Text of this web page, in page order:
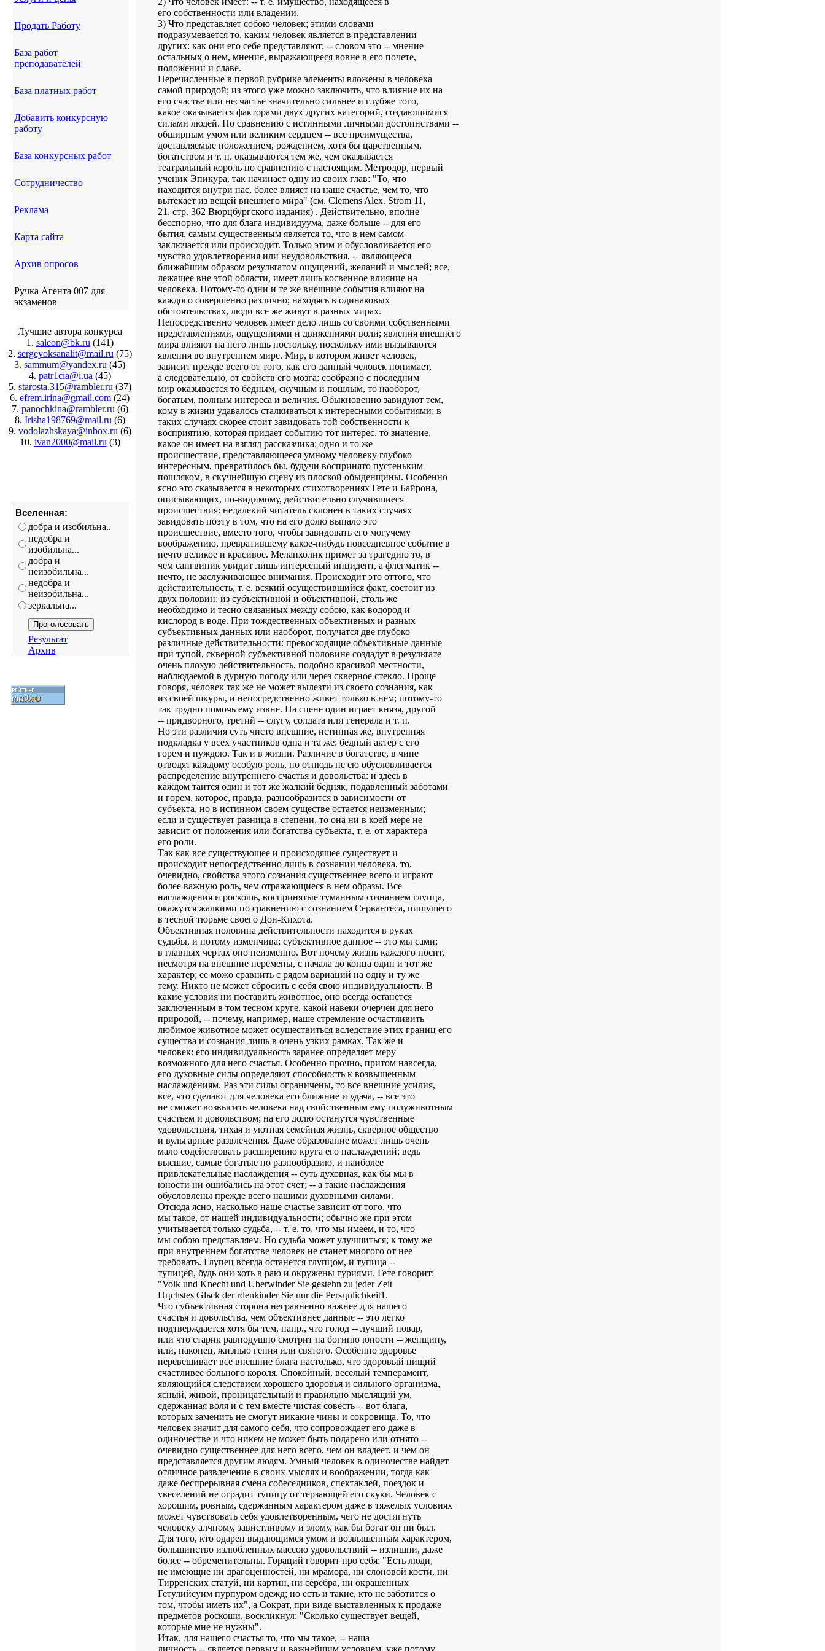
Продать Работу
База работ
преподавателей
База платных работ
Добавить конкурсную
работу
База конкурсных работ
Сотрудничество
Реклама
Карта сайта
Архив опросов
Ручка Агента 007 для
экзаменов
Лучшие автора конкурса
1. saleon@bk.ru (141)
2. sergeyoksanalit@mail.ru (75)
3. sammum@yandex.ru (45)
4. patr1cia@i.ua (45)
5. starosta.315@rambler.ru (37)
6. efrem.irina@gmail.com (24)
7. panochkina@rambler.ru (6)
8. Irisha198769@mail.ru (6)
9. vodolazhskaya@inbox.ru (6)
10. ivan2000@mail.ru (3)
Вселенная:
добра и изобильна..
недобра и
изобильна...
добра и
неизобильна...
недобра и
неизобильна...
зеркальна...
Результат
Архив
его собственности или владении.
3) Что представляет собою человек; этими словами
подразумевается то, каким человек является в представлении
других: как они его себе представляют; -- словом это -- мнение
остальных о нем, мнение, выражающееся вовне в его почете,
положении и славе.
Перечисленные в первой рубрике элементы вложены в человека
самой природой; из этого уже можно заключить, что влияние их на
его счастье или несчастье значительно сильнее и глубже того,
какое оказывается факторами двух других категорий, создающимися
силами людей. По сравнению с истинными личными достоинствами --
обширным умом или великим сердцем -- все преимущества,
доставляемые положением, рождением, хотя бы царственным,
богатством и т. п. оказываются тем же, чем оказывается
театральный король по сравнению с настоящим. Метродор, первый
ученик Эпикура, так начинает одну из своих глав: "То, что
находится внутри нас, более влияет на наше счастье, чем то, что
вытекает из вещей внешнего мира" (см. Clemens Alex. Strom 11,
21, стр. 362 Вюрцбургского издания) . Действительно, вполне
бесспорно, что для блага индивидуума, даже больше -- для его
бытия, самым существенным является то, что в нем самом
заключается или происходит. Только этим и обусловливается его
чувство удовлетворения или неудовольствия, -- являющееся
ближайшим образом результатом ощущений, желаний и мыслей; все,
лежащее вне этой области, имеет лишь косвенное влияние на
человека. Потому-то одни и те же внешние события влияют на
каждого совершенно различно; находясь в одинаковых
обстоятельствах, люди все же живут в разных мирах.
Непосредственно человек имеет дело лишь со своими собственными
представлениями, ощущениями и движениями воли; явления внешнего
мира влияют на него лишь постольку, поскольку ими вызываются
явления во внутреннем мире. Мир, в котором живет человек,
зависит прежде всего от того, как его данный человек понимает,
а следовательно, от свойств его мозга: сообразно с последним
мир оказывается то бедным, скучным и пошлым, то наоборот,
богатым, полным интереса и величия. Обыкновенно завидуют тем,
кому в жизни удавалось сталкиваться к интересными событиями; в
таких случаях скорее стоит завидовать той собственности к
восприятию, которая придает событию тот интерес, то значение,
какое он имеет на взгляд рассказчика; одно и то же
происшествие, представляющееся умному человеку глубоко
интересным, превратилось бы, будучи воспринято пустеньким
пошляком, в скучнейшую сцену из плоской обыденщины. Особенно
ясно это сказывается в некоторых стихотворениях Гете и Байрона,
описывающих, по-видимому, действительно случившиеся
происшествия: недалекий читатель склонен в таких случаях
завидовать поэту в том, что на его долю выпало это
происшествие, вместо того, чтобы завидовать его могучему
воображению, превратившему какое-нибудь повседневное событие в
нечто великое и красивое. Меланхолик примет за трагедию то, в
чем сангвиник увидит лишь интересный инцидент, а флегматик --
нечто, не заслуживающее внимания. Происходит это оттого, что
действительность, т. е. всякий осуществившийся факт, состоит из
двух половин: из субъективной и объективной, столь же
необходимо и тесно связанных между собою, как водород и
кислород в воде. При тождественных объективных и разных
субъективных данных или наоборот, получатся две глубоко
различные действительности: превосходящие объективные данные
при тупой, скверной субъективной половине создадут в результате
очень плохую действительность, подобно красивой местности,
наблюдаемой в дурную погоду или через скверное стекло. Проще
говоря, человек так же не может вылезти из своего сознания, как
из своей шкуры, и непосредственно живет только в нем; потому-то
так трудно помочь ему извне. На сцене один играет князя, другой
-- придворного, третий -- слугу, солдата или генерала и т. п.
Но эти различия суть чисто внешние, истинная же, внутренняя
подкладка у всех участников одна и та же: бедный актер с его
горем и нуждою. Так и в жизни. Различие в богатстве, в чине
отводят каждому особую роль, но отнюдь не ею обусловливается
распределение внутреннего счастья и довольства: и здесь в
каждом таится один и тот же жалкий бедняк, подавленный заботами
и горем, которое, правда, разнообразится в зависимости от
субъекта, но в истинном своем существе остается неизменным;
если и существует разница в степени, то она ни в коей мере не
зависит от положения или богатства субъекта, т. е. от характера
его роли.
Так как все существующее и происходящее существует и
происходит непосредственно лишь в сознании человека, то,
очевидно, свойства этого сознания существеннее всего и играют
более важную роль, чем отражающиеся в нем образы. Все
наслаждения и роскошь, воспринятые туманным сознанием глупца,
окажутся жалкими по сравнению с сознанием Сервантеса, пишущего
в тесной тюрьме своего Дон-Кихота.
Объективная половина действительности находится в руках
судьбы, и потому изменчива; субъективное данное -- это мы сами;
в главных чертах оно неизменно. Вот почему жизнь каждого носит,
несмотря на внешние перемены, с начала до конца один и тот же
характер; ее можо сравнить с рядом вариаций на одну и ту же
тему. Никто не может сбросить с себя свою индивидуальность. В
какие условия ни поставить животное, оно всегда останется
заключенным в том тесном круге, какой навеки очерчен для него
природой, -- почему, например, наше стремление осчастливить
любимое животное может осуществиться вследствие этих границ его
существа и сознания лишь в очень узких рамках. Так же и
человек: его индивидуальность заранее определяет меру
возможного для него счастья. Особенно прочно, притом навсегда,
его духовные силы определяют способность к возвышенным
наслаждениям. Раз эти силы ограничены, то все внешние усилия,
все, что сделают для человека его ближние и удача, -- все это
не сможет возвысить человека над свойственным ему полуживотным
счастьем и довольством; на его долю останутся чувственные
удовольствия, тихая и уютная семейная жизнь, скверное общество
и вульгарные развлечения. Даже образование может лишь очень
мало содействовать расширению круга его наслаждений; ведь
высшие, самые богатые по разнообразию, и наиболее
привлекательные наслаждения -- суть духовная, как бы мы в
юности ни ошибались на этот счет; -- а такие наслаждения
обусловлены прежде всего нашими духовными силами.
Отсюда ясно, насколько наше счастье зависит от того, что
мы такое, от нашей индивидуальности; обычно же при этом
учитывается только судьба, -- т. е. то, что мы имеем, и то, что
мы собою представляем. Но судьба может улучшиться; к тому же
при внутреннем богатстве человек не станет многого от нее
требовать. Глупец всегда останется глупцом, и тупица --
тупицей, будь они хоть в раю и окружены гуриями. Гете говорит:
"Volk und Knecht und Uberwinder Sie gestehn zu jeder Zeit
Hцchstes Glьck der rdenkinder Sie nur die Persцnlichkeit1.
Что субъективная сторона несравненно важнее для нашего
счастья и довольства, чем объективнее данные -- это легко
подтверждается хотя бы тем, напр., что голод -- лучший повар,
или что старик равнодушно смотрит на богиню юности -- женщину,
или, наконец, жизнью гения или святого. Особенно здоровье
перевешивает все внешние блага настолько, что здоровый нищий
счастливее больного короля. Спокойный, веселый темперамент,
являющийся следствием хорошего здоровья и сильного организма,
ясный, живой, проницательный и правильно мыслящий ум,
сдержанная воля и с тем вместе чистая совесть -- вот блага,
которых заменить не смогут никакие чины и сокровища. То, что
человек значит для самого себя, что сопровождает его даже в
одиночестве и что никем не может быть подарено или отнято --
очевидно существеннее для него всего, чем он владеет, и чем он
представляется другим людям. Умный человек в одиночестве найдет
отличное развлечение в своих мыслях и воображении, тогда как
даже беспрерывная смена собеседников, спектаклей, поездок и
увеселений не оградит тупицу от терзающей его скуки. Человек с
хорошим, ровным, сдержанным характером даже в тяжелых условиях
может чувствовать себя удовлетворенным, чего не достигнуть
человеку алчному, завистливому и злому, как бы богат он ни был.
Для того, кто одарен выдающимся умом и возвышенным характером,
большинство излюбленных массою удовольствий -- излишни, даже
более -- обременительны. Гораций говорит про себя: "Есть люди,
не имеющие ни драгоценностей, ни мрамора, ни слоновой кости, ни
Тирренских статуй, ни картин, ни серебра, ни окрашенных
Гетулийсуим пурпуром одежд; но есть и такие, кто не заботится о
том, чтобы иметь их", а Сократ, при виде выставленных к продаже
предметов роскоши, воскликнул: "Сколько существует вещей,
которые мне не нужны".
Итак, для нашего счастья то, что мы такое, -- наша